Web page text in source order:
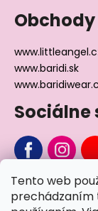
Tento web
prechádzaním
www.baridi.sk
Sociálne
Chcete